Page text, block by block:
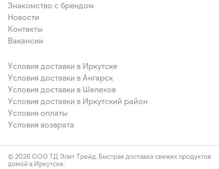
Знакомство с брендом
Новости
Контакты
Вакансии
Условия доставки в Иркутске
Условия доставки в Ангарск
Условия доставки в Шелехов
Условия доставки в Иркутский район
Условия оплаты
Условия возврата
© 2026 ООО ТД Элит Трейд. Быстрая доставка свежих продуктов
домой в Иркутске.